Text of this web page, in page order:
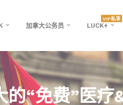
加拿大公务员 LUCK+
VIP私享
“免费”医疗